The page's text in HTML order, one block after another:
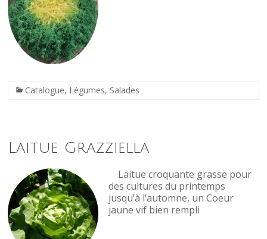
Catalogue, Légumes, Salades
Laitue Grazziella
Laitue croquante grasse pour
des cultures du printemps
jusqu’à l’automne, un Coeur
jaune vif bien rempli